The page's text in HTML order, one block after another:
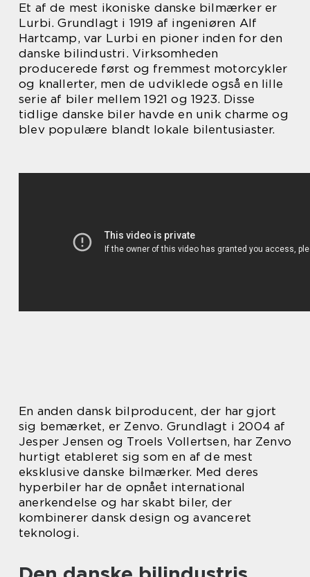
Et af de mest ikoniske danske bilmærker er
Lurbi. Grundlagt i 1919 af ingeniøren Alf
Hartcamp, var Lurbi en pioner inden for den
danske bilindustri. Virksomheden
producerede først og fremmest motorcykler
og knallerter, men de udviklede også en lille
serie af biler mellem 1921 og 1923. Disse
tidlige danske biler havde en unik charme og
blev populære blandt lokale bilentusiaster.
En anden dansk bilproducent, der har gjort
sig bemærket, er Zenvo. Grundlagt i 2004 af
Jesper Jensen og Troels Vollertsen, har Zenvo
hurtigt etableret sig som en af de mest
eksklusive danske bilmærker. Med deres
hyperbiler har de opnået international
anerkendelse og har skabt biler, der
kombinerer dansk design og avanceret
teknologi.